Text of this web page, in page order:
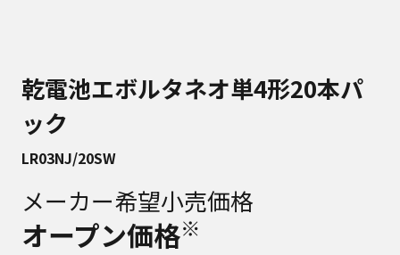
乾電池エボルタネオ単4形20本パ
ック
LR03NJ/20SW
メーカー希望小売価格
オープン価格※